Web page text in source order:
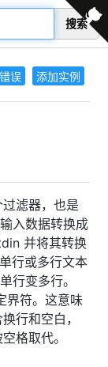
搜索
误 添加实例
滤器，也是
入数据转换成
并将其转换
行或多行文本
行变多行。
界符。这意味
行和空白，
格取代。